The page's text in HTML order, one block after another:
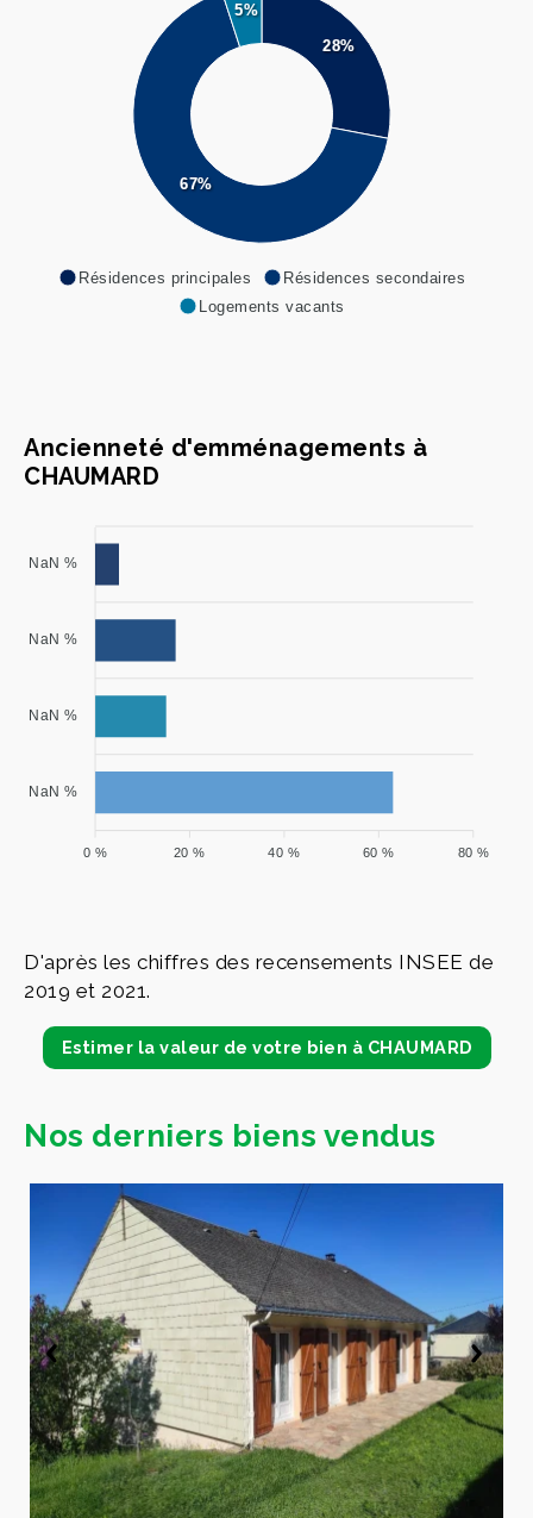
28%
67%
5%
Résidences principales
Résidences secondaires
Logements vacants
Ancienneté d'emménagements à
CHAUMARD
NaN %
NaN %
NaN %
NaN %
80 %
60 %
40 %
20 %
0 %
D'après les chiffres des recensements INSEE de
2019 et 2021.
Estimer la valeur de votre bien à CHAUMARD
Nos derniers biens vendus